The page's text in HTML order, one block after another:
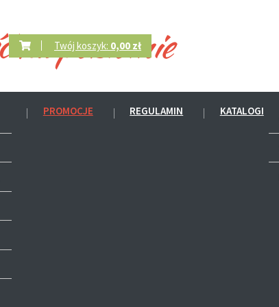
Twój koszyk: 0,00 zł
PROMOCJE REGULAMIN KATALOGI